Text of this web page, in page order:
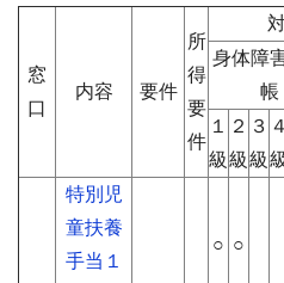
窓
口
内容 要件
所
得
要
件
身体障
帳
１
級
２
級
３
級
４
特別児
童扶養
手当１
○ ○